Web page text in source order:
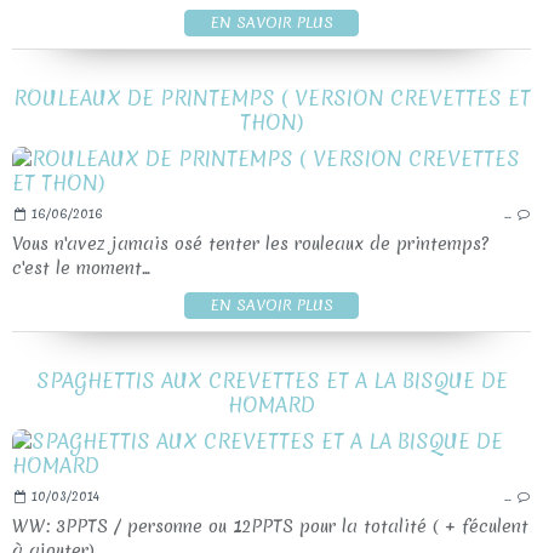
EN SAVOIR PLUS
ROULEAUX DE PRINTEMPS ( VERSION CREVETTES ET
THON)
16/06/2016 …
Vous n'avez jamais osé tenter les rouleaux de printemps?
c'est le moment...
EN SAVOIR PLUS
SPAGHETTIS AUX CREVETTES ET A LA BISQUE DE
HOMARD
10/03/2014 …
WW: 3PPTS / personne ou 12PPTS pour la totalité ( + féculent